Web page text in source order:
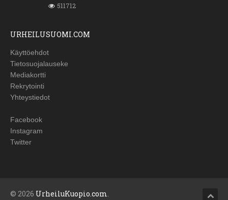
511712
URHEILUSUOMI.COM
Käyttöehdot
Tietosuojalauseke
Mediakortti
Rekrytointi
Yhteystiedot
Facebook
Instagram
Twitter
© 2026 UrheiluKuopio.com.